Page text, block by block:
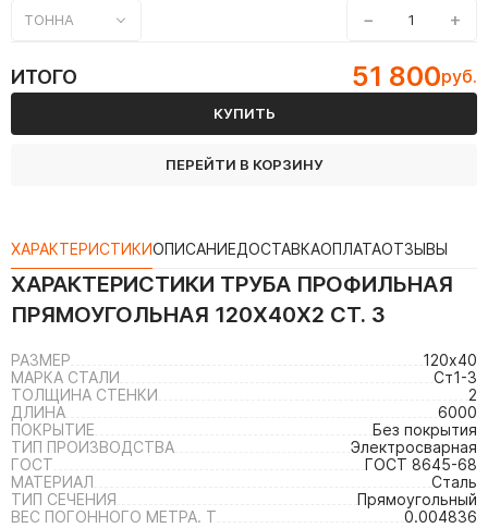
ТОННА − +
ИТОГО 51 800руб.
КУПИТЬ
ПЕРЕЙТИ В КОРЗИНУ
ХАРАКТЕРИСТИКИОПИСАНИЕДОСТАВКАОПЛАТАОТЗЫВЫ
ХАРАКТЕРИСТИКИ ТРУБА ПРОФИЛЬНАЯ
ПРЯМОУГОЛЬНАЯ 120Х40Х2 СТ. 3
РАЗМЕР
120х40
МАРКА СТАЛИ
Ст1-3
ТОЛЩИНА СТЕНКИ
2
ДЛИНА
6000
ПОКРЫТИЕ
Без покрытия
ТИП ПРОИЗВОДСТВА
Электросварная
ГОСТ
ГОСТ 8645-68
МАТЕРИАЛ
Сталь
ТИП СЕЧЕНИЯ
Прямоугольный
ВЕС ПОГОННОГО МЕТРА. Т
0.004836